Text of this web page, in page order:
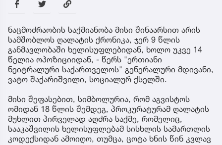
ნაცმოძრაობის საქმიანობა მისი შინაარსით არის
სამშობლოს ღალატის ქრონიკა, ჯერ 9 წლის
განმავლობაში ხელისუფლებიდან, ხოლო უკვე 14
წელია ოპოზიციიდან, - წერს "ერთიანი
ნეიტრალური საქართველოს" გენერალური მდივანი,
ვატო შაქარიშვილი, სოციალურ ქსელში.
მისი შეფასებით, სიმბოლურია, რომ აგვისტოს
ომიდან 18 წლის შემდეგ, პროკურატურამ ღალატის
მუხლით პირველად აღძრა საქმე, რომელიც,
სააკაშვილის ხელისუფლებამ სისხლის სამართლის
კოდექსიდან ამოიღო, თუმცა, ცოტა ხნის წინ კვლავ